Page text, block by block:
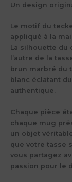
Un design
Le motif du
appliqué à la
La silhouette du
l’autre de la
brun marbré du
blanc éclatant
authentique.
Chaque pièce
chaque mug
un objet
que votre tasse
vous partagez
passion pour le